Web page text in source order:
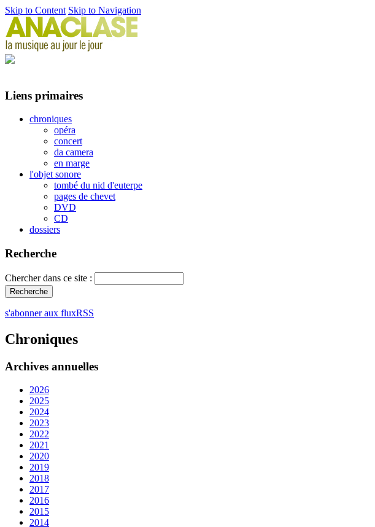
Skip to Content Skip to Navigation
Liens primaires
chroniques
opéra
concert
da camera
en marge
l'objet sonore
tombé du nid d'euterpe
pages de chevet
DVD
CD
dossiers
Recherche
Chercher dans ce site :
s'abonner aux fluxRSS
Chroniques
Archives annuelles
2026
2025
2024
2023
2022
2021
2020
2019
2018
2017
2016
2015
2014